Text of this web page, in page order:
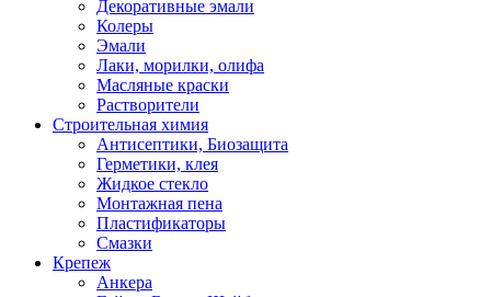
Декоративные эмали
Колеры
Эмали
Лаки, морилки, олифа
Масляные краски
Растворители
Строительная химия
Антисептики, Биозащита
Герметики, клея
Жидкое стекло
Монтажная пена
Пластификаторы
Смазки
Крепеж
Анкера